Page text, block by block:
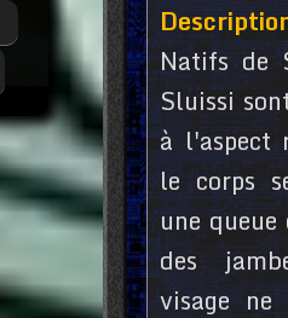
Natifs de
Sluissi
à l'aspect
le corps
une
des
visage ne